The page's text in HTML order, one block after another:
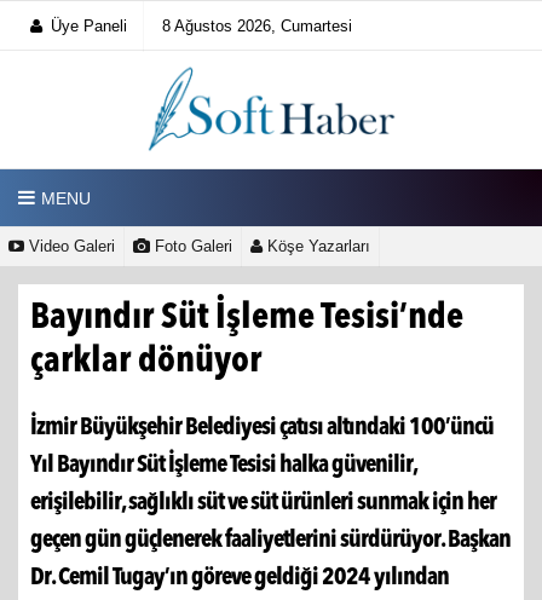
Üye Paneli 8 Ağustos 2026, Cumartesi
MENU
Video Galeri Foto Galeri Köşe Yazarları
Bayındır Süt İşleme Tesisi’nde
çarklar dönüyor
İzmir Büyükşehir Belediyesi çatısı altındaki 100’üncü
Yıl Bayındır Süt İşleme Tesisi halka güvenilir,
erişilebilir, sağlıklı süt ve süt ürünleri sunmak için her
geçen gün güçlenerek faaliyetlerini sürdürüyor. Başkan
Dr. Cemil Tugay’ın göreve geldiği 2024 yılından